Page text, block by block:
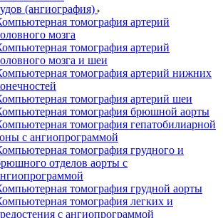
(ангиография)
томография артерий
мозга
томография артерий
мозга и шеи
томография артерий нижних
томография артерий шеи
томография брюшной аорты
томография гепатобилиарной
с ангиопрограммой
томография грудного и
отделов аорты с
томография грудной аорты
томография легких и
с ангиопрограммой